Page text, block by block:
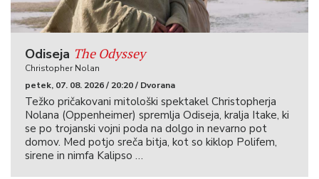
Odiseja The Odyssey
Christopher Nolan
petek, 07. 08. 2026 / 20:20 / Dvorana
Težko pričakovani mitološki spektakel Christopherja
Nolana (Oppenheimer) spremlja Odiseja, kralja Itake, ki
se po trojanski vojni poda na dolgo in nevarno pot
domov. Med potjo sreča bitja, kot so kiklop Polifem,
sirene in nimfa Kalipso …